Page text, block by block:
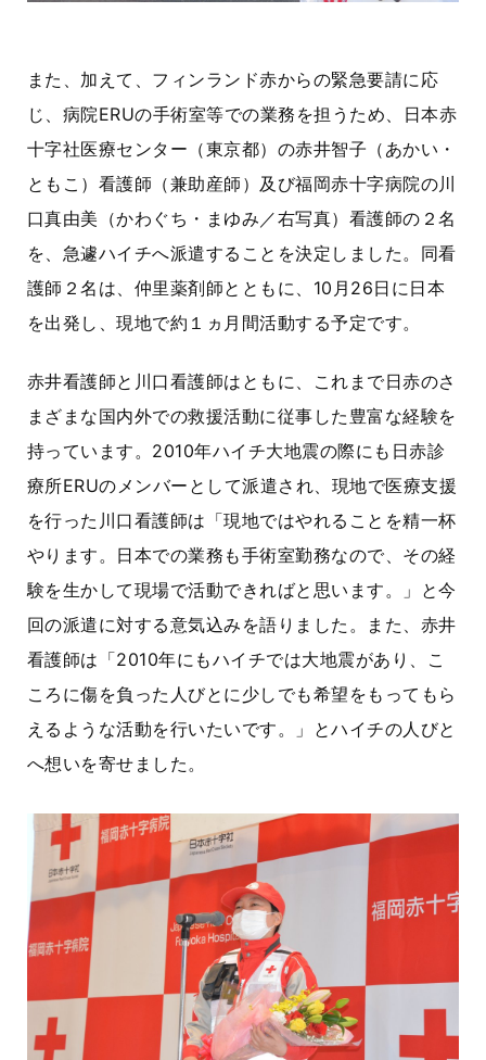
また、加えて、フィンランド赤からの緊急要請に応
じ、病院ERUの手術室等での業務を担うため、日本赤
十字社医療センター（東京都）の赤井智子（あかい・
ともこ）看護師（兼助産師）及び福岡赤十字病院の川
口真由美（かわぐち・まゆみ／右写真）看護師の２名
を、急遽ハイチへ派遣することを決定しました。同看
護師２名は、仲里薬剤師とともに、 10 月 26日に日本
を出発し、現地で約１ヵ月間活動する予定です。
赤井看護師と川口看護師はともに、これまで日赤のさ
まざまな国内外での救援活動に従事した豊富な経験を
持っています。 2010年ハイチ大地震の際にも日赤診
療所ERUのメンバーとして派遣され、現地で医療支援
を行った川口看護師は「現地ではやれることを精一杯
やります。日本での業務も手術室勤務なので、その経
験を生かして現場で活動できればと思います。」と今
回の派遣に対する意気込みを語りました。また、赤井
看護師は「2010年にもハイチでは大地震があり、こ
ころに傷を負った人びとに少しでも希望をもってもら
えるような活動を行いたいです。」とハイチの人びと
へ想いを寄せました。